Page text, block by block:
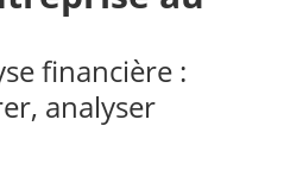
financière :
analyser